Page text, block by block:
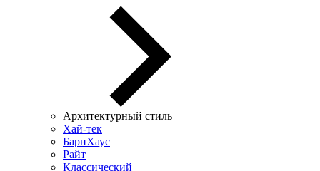
Архитектурный стиль
Хай-тек
БарнХаус
Райт
Классический